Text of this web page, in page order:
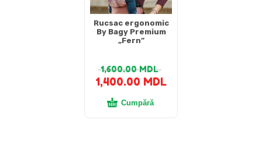
Rucsac ergonomic
By Bagy Premium
„Fern”
1,600.00MDL
1,400.00 MDL
Cumpără